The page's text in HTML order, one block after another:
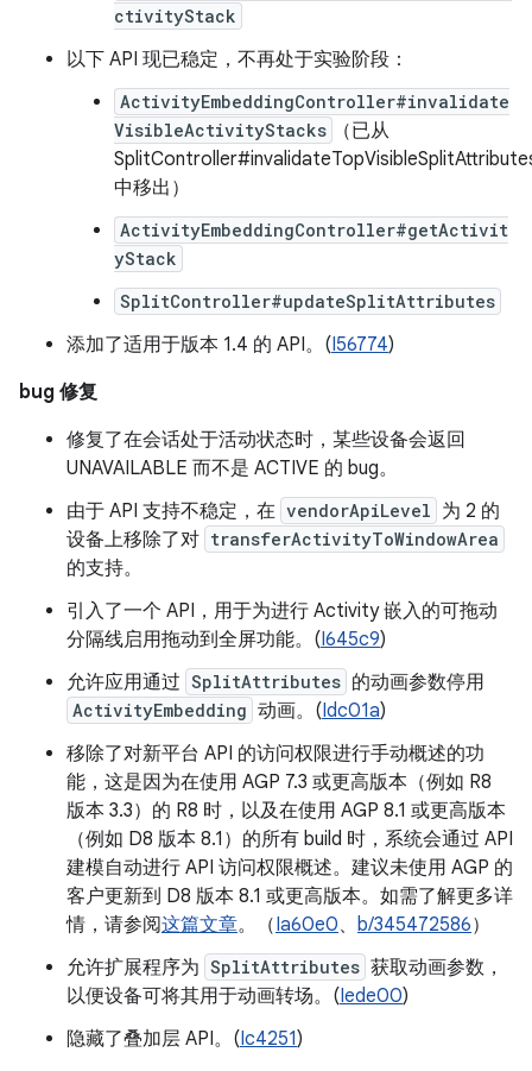
ctivityStack
以下 API 现已稳定，不再处于实验阶段：
ActivityEmbeddingController#invalidate
VisibleActivityStacks
（已从
中移出）
ActivityEmbeddingController#getActivit
yStack
SplitController#updateSplitAttributes
添加了适用于版本 1.4 的 API。(I56774)
bug 修复
修复了在会话处于活动状态时，某些设备会返回
UNAVAILABLE 而不是 ACTIVE 的 bug。
由于 API 支持不稳定，在 vendorApiLevel 为 2 的
设备上移除了对 transferActivityToWindowArea
的支持。
引入了一个 API，用于为进行 Activity 嵌入的可拖动
分隔线启用拖动到全屏功能。(I645c9)
允许应用通过 SplitAttributes 的动画参数停用
ActivityEmbedding 动画。(Idc01a)
移除了对新平台 API 的访问权限进行手动概述的功
能，这是因为在使用 AGP 7.3 或更高版本（例如 R8
版本 3.3）的 R8 时，以及在使用 AGP 8.1 或更高版本
（例如 D8 版本 8.1）的所有 build 时，系统会通过 API
建模自动进行 API 访问权限概述。建议未使用 AGP 的
客户更新到 D8 版本 8.1 或更高版本。如需了解更多详
情，请参阅这篇文章。（Ia60e0、 b/345472586）
允许扩展程序为 SplitAttributes 获取动画参数，
以便设备可将其用于动画转场。(Iede00)
隐藏了叠加层 API。(Ic4251)